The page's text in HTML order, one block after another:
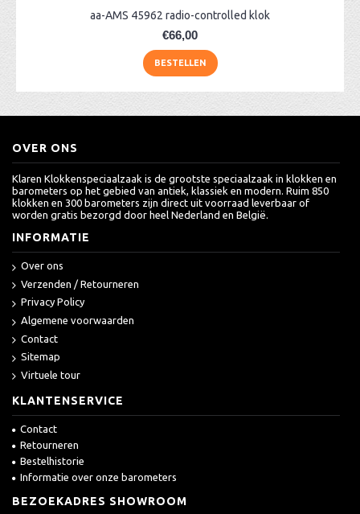
aa-AMS 45962 radio-controlled klok
€66,00
BESTELLEN
OVER ONS
Klaren Klokkenspeciaalzaak is de grootste speciaalzaak in klokken en
barometers op het gebied van antiek, klassiek en modern. Ruim 850
klokken en 300 barometers zijn direct uit voorraad leverbaar of
worden gratis bezorgd door heel Nederland en België.
INFORMATIE
Over ons
Verzenden / Retourneren
Privacy Policy
Algemene voorwaarden
Contact
Sitemap
Virtuele tour
KLANTENSERVICE
Contact
Retourneren
Bestelhistorie
Informatie over onze barometers
BEZOEKADRES SHOWROOM